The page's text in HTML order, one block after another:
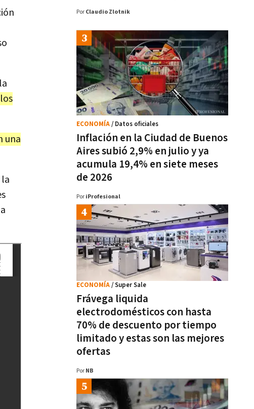
una
Por Claudio Zlotnik
Inflación en la Ciudad de Buenos
Aires subió 2,9% en julio y ya
acumula 19,4% en siete meses
de 2026
ECONOMÍA/ Datos oficiales
Por iProfesional
Frávega liquida
electrodomésticos con hasta
70% de descuento por tiempo
limitado y estas son las mejores
ofertas
ECONOMÍA/ Super Sale
Por NB